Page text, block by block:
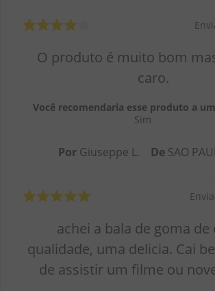
O produto é muito bom
caro.
Você recomendaria esse produto a
Sim
Por Giuseppe L. De SAO
achei a bala de goma de
qualidade, uma delicia. Cai
de assistir um filme ou